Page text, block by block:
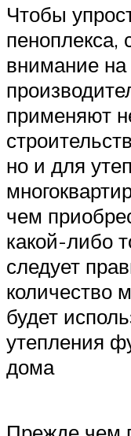
Чтобы
пеноплекса,
внимание
применяют
но и для
чем
какой-либо
следует
количество
будет
утепления
дома